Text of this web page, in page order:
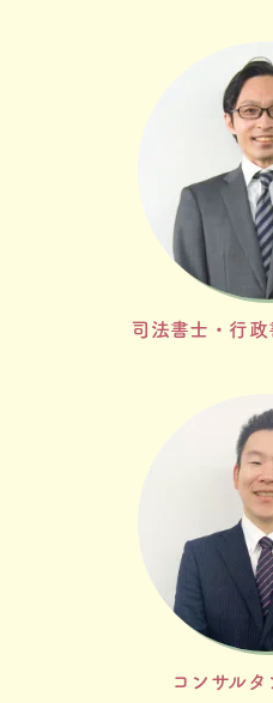
司法書士・行政
コンサルタ